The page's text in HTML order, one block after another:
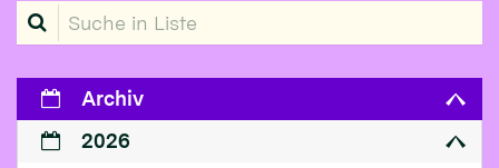
Suche in Liste
Archiv
2026